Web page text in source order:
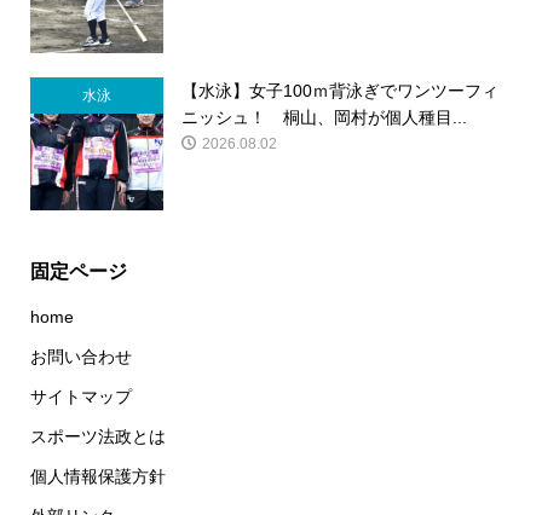
水泳
【水泳】女子100ｍ背泳ぎでワンツーフィ
ニッシュ！ 桐山、岡村が個人種目...
2026.08.02
固定ページ
home
お問い合わせ
サイトマップ
スポーツ法政とは
個人情報保護方針